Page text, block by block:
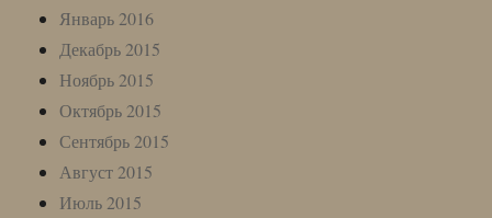
Январь 2016
Декабрь 2015
Ноябрь 2015
Октябрь 2015
Сентябрь 2015
Август 2015
Июль 2015